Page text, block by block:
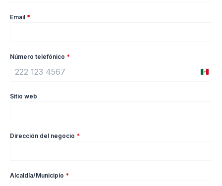
Email *
Número telefónico *
M
Sitio web
Dirección del negocio *
Alcaldía/Municipio *